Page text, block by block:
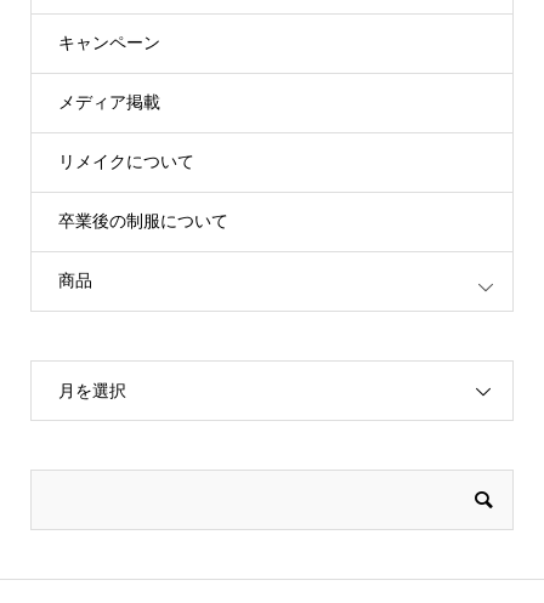
キャンペーン
メディア掲載
リメイクについて
卒業後の制服について
商品
月を選択